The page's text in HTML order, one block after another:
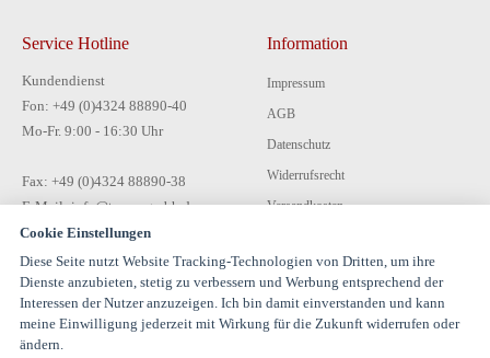
Service Hotline
Kundendienst
Fon: +49 (0)4324 88890-40
Mo-Fr. 9:00 - 16:30 Uhr
Fax: +49 (0)4324 88890-38
E-Mail: info@tecon-gmbh.de
Information
Impressum
AGB
Datenschutz
Widerrufsrecht
Versandkosten
Kontakt
Cookie Einstellungen
Diese Seite nutzt Website Tracking-Technologien von Dritten, um ihre
Dienste anzubieten, stetig zu verbessern und Werbung entsprechend der
Interessen der Nutzer anzuzeigen. Ich bin damit einverstanden und kann
meine Einwilligung jederzeit mit Wirkung für die Zukunft widerrufen oder
ändern.